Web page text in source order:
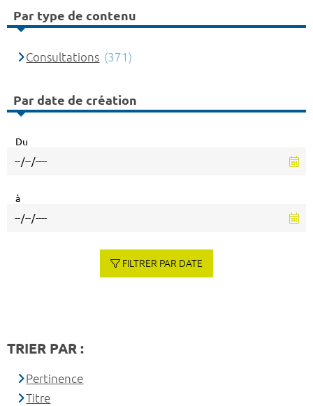
Par type de contenu
Consultations (371)
Par date de création
Du
à
FILTRER PAR DATE
TRIER PAR :
Pertinence
Titre